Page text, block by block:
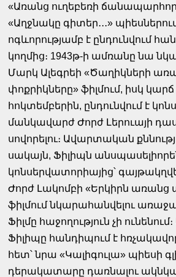
«Առանց ուղեբեռի
«Աղջնակը գիտեր․․․»
ոգևորությամբ է ընդունվում
կողմից։ 1943թ-ի ամռանը նա
Մարկ Ալեգրեի «Ծաղիկների
փոքրիկները» ֆիլմում, իսկ
հոկտեմբերին, ընդունվում է
մանկավարժ Ժորժ Լերուայի
սովորելու։ Ավարտական
սակայն, Ֆիլիպն
կոնսերվատորիայից՝
Ժորժ Լակոմբի «Երկիրն առանց
ֆիլմում նկարահանվելու
Ֆիլմը հաջողություն չի
Ֆիլիպը հանդիպում է
հետ՝ նրա «Կալիգուլա» պիեսի
դերակատարը դառնալու